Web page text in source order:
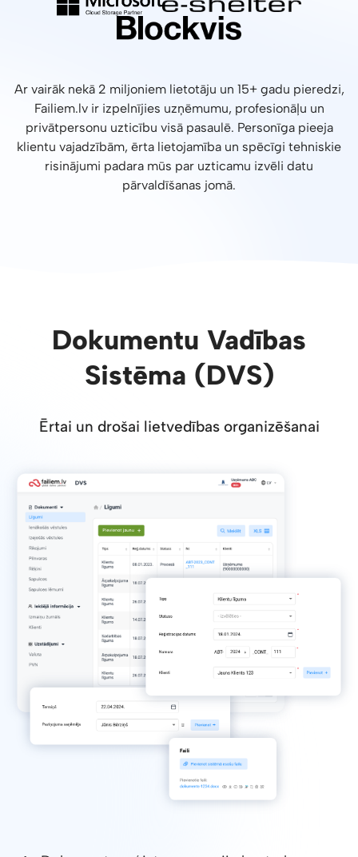
Ar vairāk nekā 2 miljoniem lietotāju un 15+ gadu pieredzi,
Failiem.lv ir izpelnījies uzņēmumu, profesionāļu un
privātpersonu uzticību visā pasaulē. Personīga pieeja
klientu vajadzībām, ērta lietojamība un spēcīgi tehniskie
risinājumi padara mūs par uzticamu izvēli datu
pārvaldīšanas jomā.
Dokumentu Vadības
Sistēma (DVS)
Ērtai un drošai lietvedības organizēšanai